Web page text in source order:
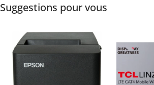
Suggestions pour vous